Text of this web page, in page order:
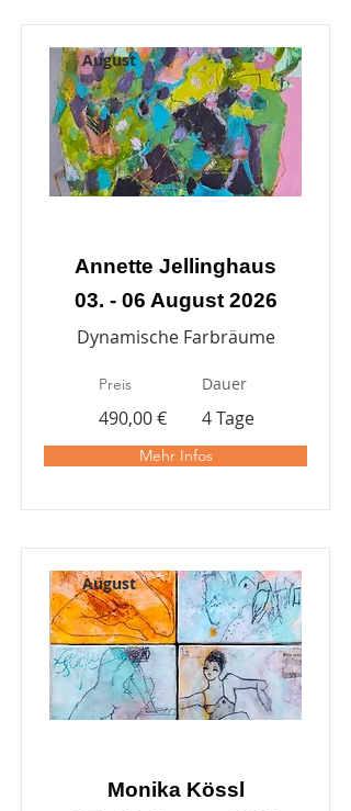
August
Annette Jellinghaus
03. - 06 August 2026
Dynamische Farbräume
Preis Dauer
490,00 € 4 Tage
Mehr Infos
August
Monika Kössl